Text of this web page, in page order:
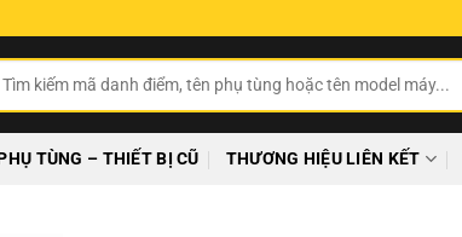
TÙNG – THIẾT BỊ CŨ THƯƠNG HIỆU LIÊN KẾT